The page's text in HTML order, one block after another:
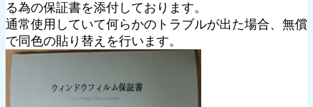
る為の保証書を添付しております。
通常使用していて何らかのトラブルが出た場合、無償
で同色の貼り替えを行います。